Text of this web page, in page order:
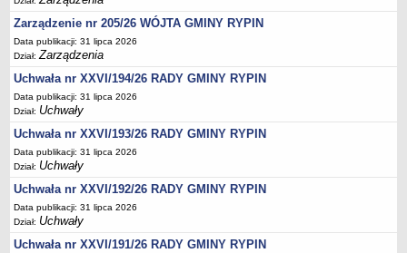
Petycje
Sygnaliści
Galeria
Raporty o stanie dostępności
Wnioski
WŁADZE I STRUKTURA
Struktura organizacyjna
Rada gminy
Wójt
Urząd gminy
Jednostki organizacyjne, GOPS, Instytucja kultury, OSP
Zarządzenie nr 205/26 WÓJTA GMINY RYPIN
Data publikacji: 31 lipca 2026
Dział:Zarządzenia
Uchwała nr XXVI/194/26 RADY GMINY RYPIN
Data publikacji: 31 lipca 2026
Dział: Uchwały
Uchwała nr XXVI/193/26 RADY GMINY RYPIN
Data publikacji: 31 lipca 2026
Dział: Uchwały
Uchwała nr XXVI/192/26 RADY GMINY RYPIN
Data publikacji: 31 lipca 2026
Dział: Uchwały
Uchwała nr XXVI/191/26 RADY GMINY RYPIN